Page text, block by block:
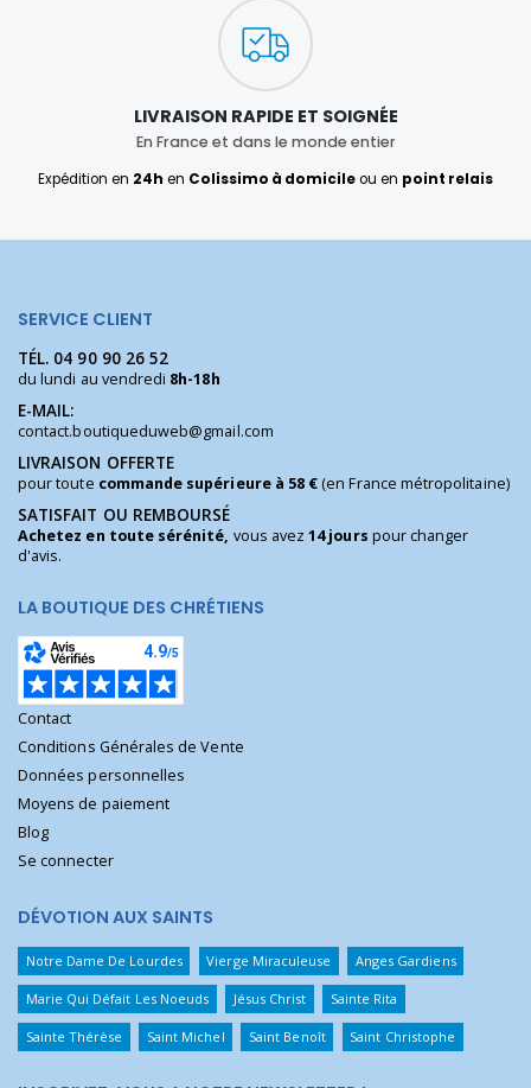
LIVRAISON RAPIDE ET SOIGNÉE
En France et dans le monde entier
Expédition en 24h en Colissimo à domicileou en point relais
SERVICE CLIENT
TÉL. 04 90 90 26 52
du lundi au vendredi 8h-18h
E-MAIL:
contact.boutiqueduweb@gmail.com
LIVRAISON OFFERTE
pour toute commande supérieure à 58 €(en France métropolitaine)
SATISFAIT OU REMBOURSÉ
Achetez en toute sérénité, vous avez14 jours pour changer
d'avis.
LA BOUTIQUE DES CHRÉTIENS
Contact
Conditions Générales de Vente
Données personnelles
Moyens de paiement
Blog
Se connecter
DÉVOTION AUX SAINTS
Notre Dame De Lourdes Vierge Miraculeuse Anges Gardiens
Marie Qui Défait Les Noeuds Jésus Christ Sainte Rita
Sainte Thérèse Saint Michel Saint Benoît Saint Christophe